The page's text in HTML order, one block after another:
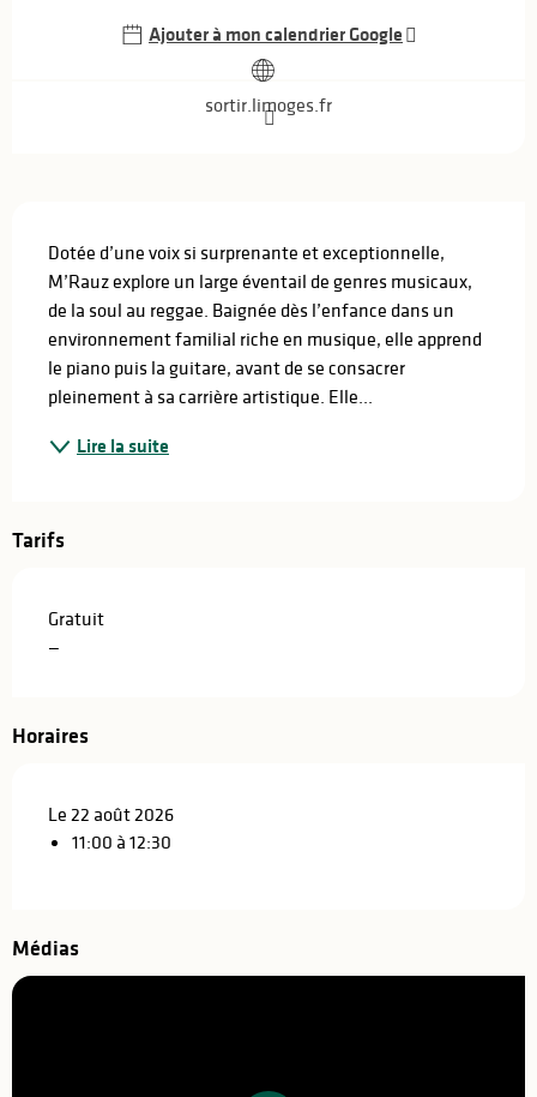
Ajouter à mon calendrier Google
sortir.limoges.fr
Dotée d’une voix si surprenante et exceptionnelle,
M’Rauz explore un large éventail de genres musicaux,
de la soul au reggae. Baignée dès l’enfance dans un
environnement familial riche en musique, elle apprend
le piano puis la guitare, avant de se consacrer
pleinement à sa carrière artistique. Elle...
Lire la suite
Tarifs
Gratuit
—
Horaires
Le 22 août 2026
11:00 à 12:30
Médias